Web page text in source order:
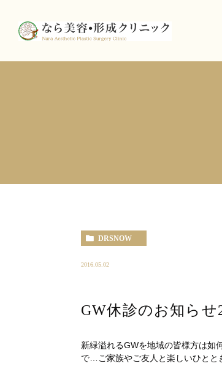
DRSNOW
2016.05.02
GW休診のお知らせ
新緑溢れるGWを地域の皆様方は如
で…ご家族やご友人と楽しいひとと